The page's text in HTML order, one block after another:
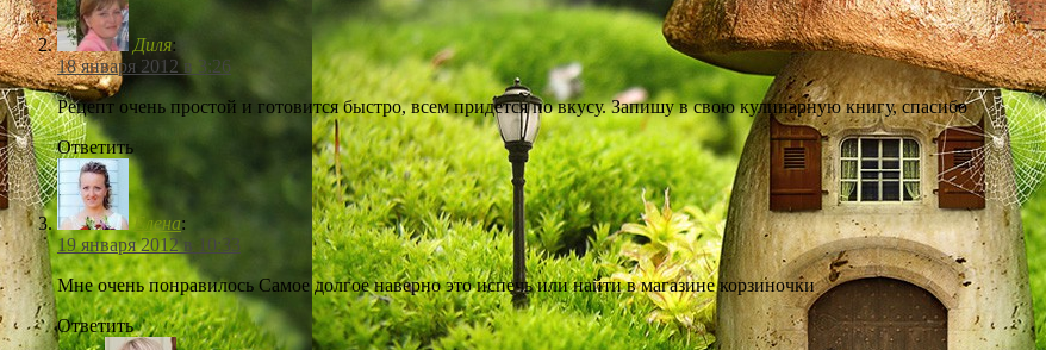
Диля:
18 января 2012 в 3:26
Рецепт очень простой и готовится быстро, всем придется по вкусу. Запишу в свою кулинарную книгу, спасибо
Ответить
Елена:
19 января 2012 в 10:33
Мне очень понравилось Самое долгое наверно это испечь или найти в магазине корзиночки
Ответить